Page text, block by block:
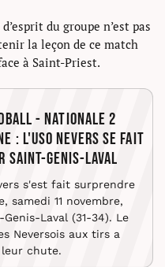
du groupe n’est pas
la leçon de ce match
à Saint-Priest.
- Nationale 2
: L'USO Nevers se fait
Saint-Genis-Laval
s'est fait surprendre
samedi 11 novembre,
Laval (31-34). Le
Neversois aux tirs a
chute.